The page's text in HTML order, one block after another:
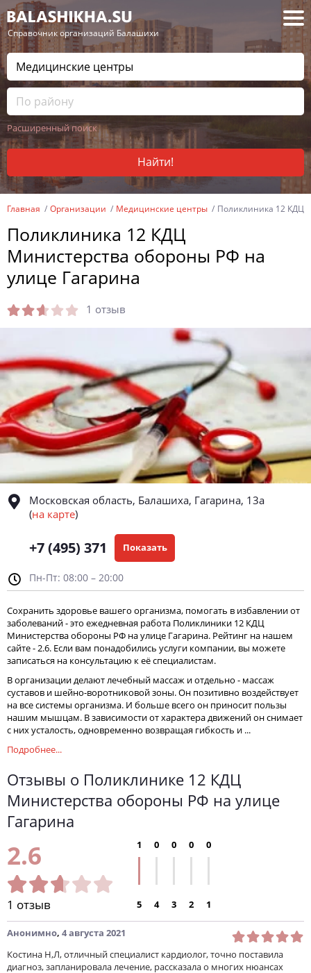
— Справочник организаций Балашихи
Расширенный поиск
Найти!
Главная Организации Медицинские центры Поликлиника 12 КДЦ
Поликлиника 12 КДЦ
Министерства обороны РФ на
улице Гагарина
1 отзыв
Московская область, Балашиха, Гагарина, 13а
(на карте)
+7 (495) 371 Показать
Пн-Пт: 08:00 – 20:00
Сохранить здоровье вашего организма, помогать в избавлении от
заболеваний - это ежедневная работа Поликлиники 12 КДЦ
Министерства обороны РФ на улице Гагарина. Рейтинг на нашем
сайте - 2.6. Если вам понадобились услуги компании, вы можете
записаться на консультацию к её специалистам.
В организации делают лечебный массаж и отдельно - массаж
суставов и шейно-воротниковой зоны. Он позитивно воздействует
на все системы организма. И больше всего он приносит пользы
нашим мышцам. В зависимости от характера движений он снимает
с них усталость, одновременно возвращая гибкость и ...
Подробнее...
Отзывы о Поликлинике 12 КДЦ
Министерства обороны РФ на улице
Гагарина
2.6
1 отзыв
1
5
0
4
0
3
0
2
0
1
Анонимно, 4 августа 2021
Костина Н,Л, отличный специалист кардиолог, точно поставила
диагноз, запланировала лечение, рассказала о многих нюансах